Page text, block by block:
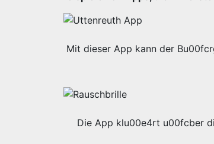
Mit dieser App kann der
Die App klu00e4rt u00fcber